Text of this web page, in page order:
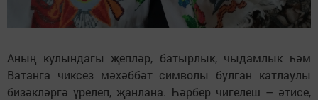
Аның кулындагы җепләр, батырлык, чыдамлык һәм
Ватанга чиксез мәхәббәт символы булган катлаулы
бизәкләргә үрелеп, җанлана. Һәрбер чигелеш – әтисе,